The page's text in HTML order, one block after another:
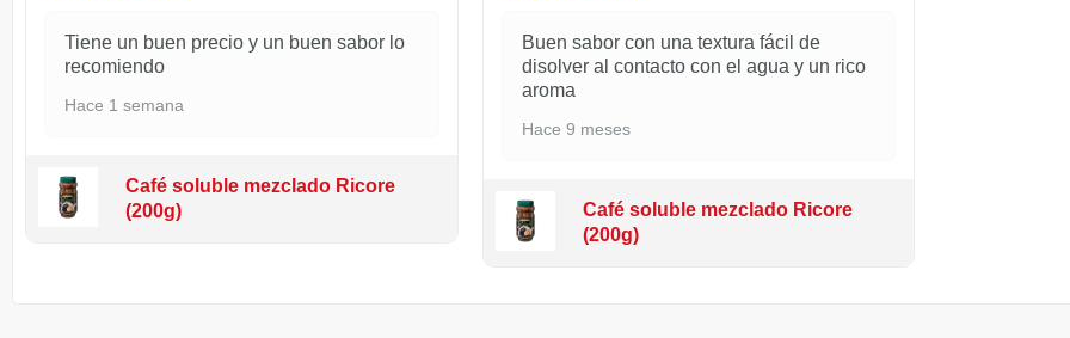
Tiene un buen precio y un buen sabor lo
recomiendo
Hace 1 semana
Café soluble mezclado Ricore
(200g)
Buen sabor con una textura fácil de
disolver al contacto con el agua y un rico
aroma
Hace 9 meses
Café soluble mezclado Ricore
(200g)